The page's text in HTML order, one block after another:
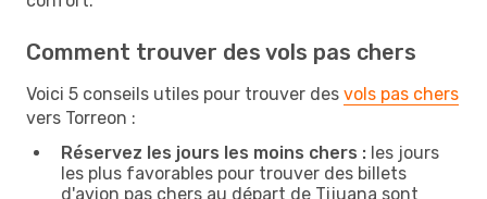
Comment trouver des vols pas chers
Voici 5 conseils utiles pour trouver des vols pas chers
vers Torreon :
Réservez les jours les moins chers : les jours
les plus favorables pour trouver des billets
d'avion pas chers au départ de Tijuana sont